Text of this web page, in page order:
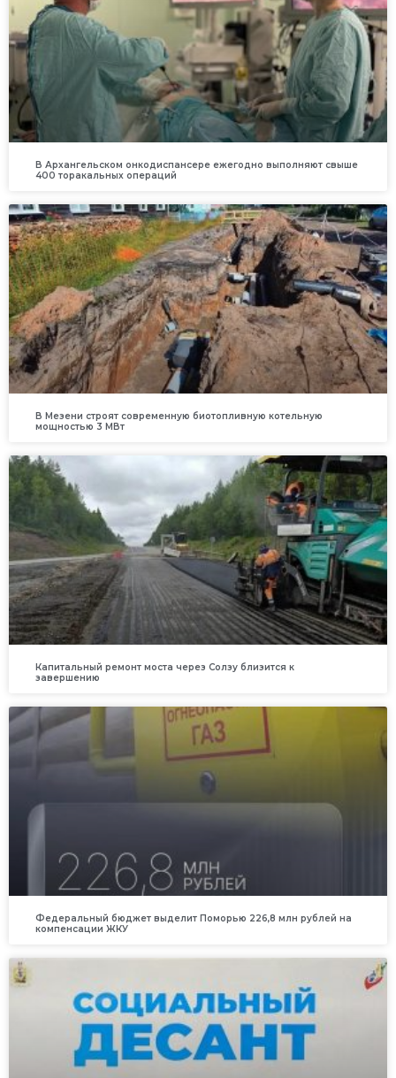
В Архангельском онкодиспансере ежегодно выполняют свыше
400 торакальных операций
В Мезени строят современную биотопливную котельную
мощностью 3 МВт
Капитальный ремонт моста через Солзу близится к
завершению
Федеральный бюджет выделит Поморью 226,8 млн рублей на
компенсации ЖКУ